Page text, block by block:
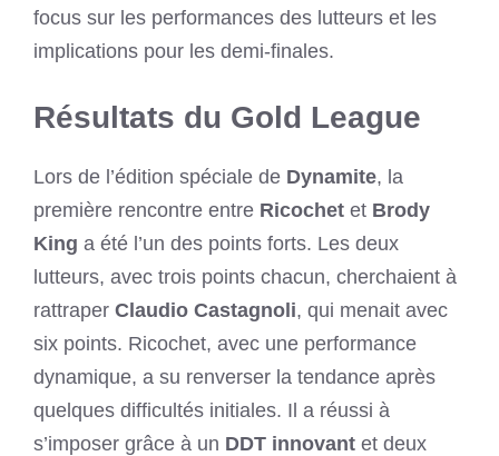
focus sur les performances des lutteurs et les
implications pour les demi-finales.
Résultats du Gold League
Lors de l’édition spéciale de Dynamite, la
première rencontre entre Ricochet et Brody
King a été l’un des points forts. Les deux
lutteurs, avec trois points chacun, cherchaient à
rattraper Claudio Castagnoli, qui menait avec
six points. Ricochet, avec une performance
dynamique, a su renverser la tendance après
quelques difficultés initiales. Il a réussi à
s’imposer grâce à un DDT innovant et deux